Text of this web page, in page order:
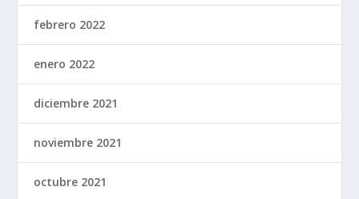
febrero 2022
enero 2022
diciembre 2021
noviembre 2021
octubre 2021